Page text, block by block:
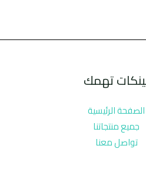
تهمك
الصفحة الرئيسية
جميع منتجاتنا
تواصل معنا